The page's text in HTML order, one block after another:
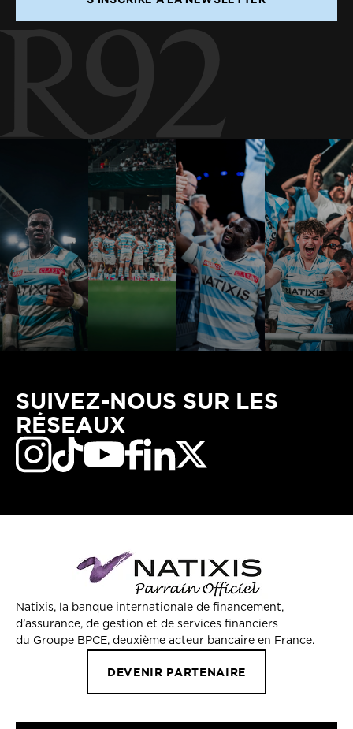
SUIVEZ-NOUS SUR LES
RÉSEAUX
Natixis, la banque internationale de financement,
d’assurance, de gestion et de services financiers
du Groupe BPCE, deuxième acteur bancaire en France.
DEVENIR PARTENAIRE